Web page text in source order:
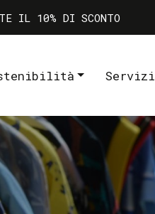
IL 10% DI SCONTO
Servizi